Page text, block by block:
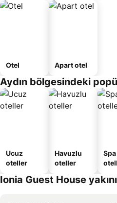
Otel Apart otel
Aydın bölgesindeki
Ucuz
oteller
Havuzlu
oteller
Spa
Ionia Guest House